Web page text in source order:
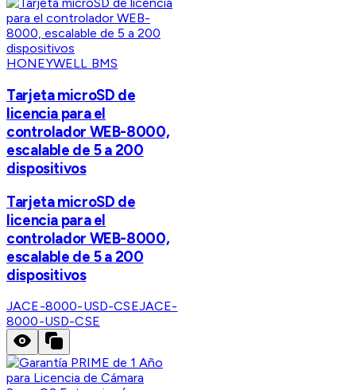
HONEYWELL BMS
Tarjeta microSD de
licencia para el
controlador WEB-8000,
escalable de 5 a 200
dispositivos
Tarjeta microSD de
licencia para el
controlador WEB-8000,
escalable de 5 a 200
dispositivos
JACE-8000-USD-CSEJACE-
8000-USD-CSE